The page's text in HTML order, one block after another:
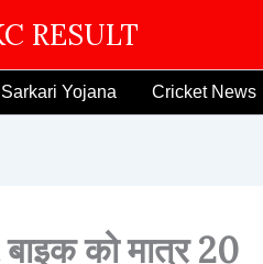
RESULT
Sarkari Yojana Cricket News
को मात्र 20